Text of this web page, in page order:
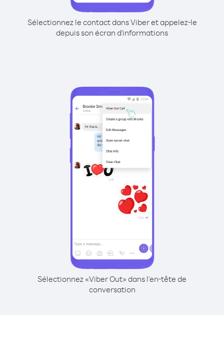
Sélectionnez le contact dans Viber et appelez-le
depuis son écran d'informations
Sélectionnez «Viber Out» dans l'en-tête de
conversation